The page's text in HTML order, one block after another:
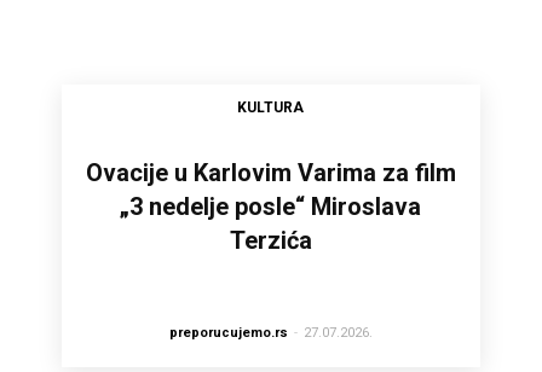
KULTURA
Ovacije u Karlovim Varima za film
„3 nedelje posle“ Miroslava
Terzića
preporucujemo.rs - 27.07.2026.